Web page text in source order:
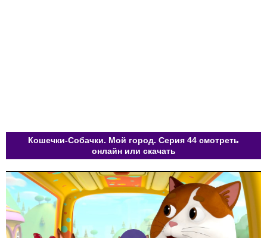
Кошечки-Собачки. Мой город. Серия 44 смотреть
онлайн или скачать